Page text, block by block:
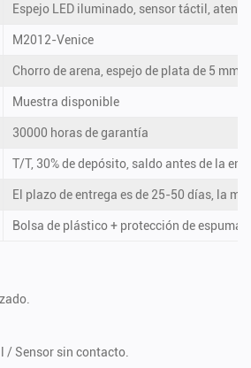
Espejo LED iluminado, sensor táctil,
M2012-Venice
Chorro de arena, espejo de plata de 5 mm
Muestra disponible
30000 horas de garantía
T/T, 30% de depósito, saldo antes de la
El plazo de entrega es de 25-50 días, la
Bolsa de plástico + protección de espuma
Sensor sin contacto.